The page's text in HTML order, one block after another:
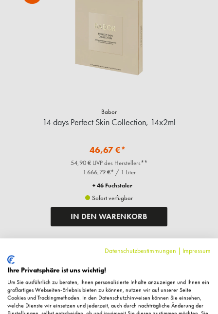
Babor
14 days Perfect Skin Collection, 14x2ml
46,67 €*
54,90 € UVP des Herstellers**
1.666,79 €* / 1 Liter
+ 46 Fuchstaler
Sofort verfügbar
IN DEN WARENKORB
Datenschutzbestimmungen | Impressum
Ihre Privatsphäre ist uns wichtig!
Um Sie ausführlich zu beraten, Ihnen personalisierte Inhalte anzuzeigen und Ihnen ein
großartiges Webseiten-Erlebnis bieten zu können, nutzen wir auf unserer Seite
Cookies und Trackingmethoden. In den Datenschutzhinweisen können Sie einsehen,
welche Dienste wir einsetzen und jederzeit, auch durch nachträgliche Änderung der